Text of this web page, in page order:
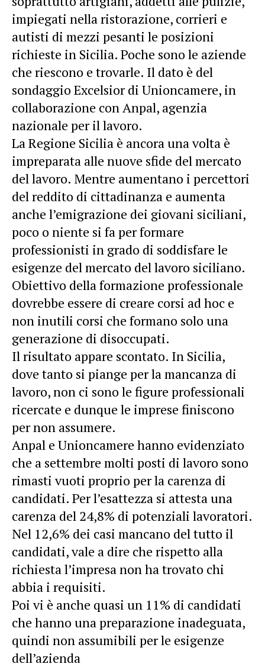
impiegati nella ristorazione, corrieri e
autisti di mezzi pesanti le posizioni
richieste in Sicilia. Poche sono le aziende
che riescono e trovarle. Il dato è del
sondaggio Excelsior di Unioncamere, in
collaborazione con Anpal, agenzia
nazionale per il lavoro.
La Regione Sicilia è ancora una volta è
impreparata alle nuove sfide del mercato
del lavoro. Mentre aumentano i percettori
del reddito di cittadinanza e aumenta
anche l’emigrazione dei giovani siciliani,
poco o niente si fa per formare
professionisti in grado di soddisfare le
esigenze del mercato del lavoro siciliano.
Obiettivo della formazione professionale
dovrebbe essere di creare corsi ad hoc e
non inutili corsi che formano solo una
generazione di disoccupati.
Il risultato appare scontato. In Sicilia,
dove tanto si piange per la mancanza di
lavoro, non ci sono le figure professionali
ricercate e dunque le imprese finiscono
per non assumere.
Anpal e Unioncamere hanno evidenziato
che a settembre molti posti di lavoro sono
rimasti vuoti proprio per la carenza di
candidati. Per l’esattezza si attesta una
carenza del 24,8% di potenziali lavoratori.
Nel 12,6% dei casi mancano del tutto il
candidati, vale a dire che rispetto alla
richiesta l’impresa non ha trovato chi
abbia i requisiti.
Poi vi è anche quasi un 11% di candidati
che hanno una preparazione inadeguata,
quindi non assumibili per le esigenze
dell’azienda